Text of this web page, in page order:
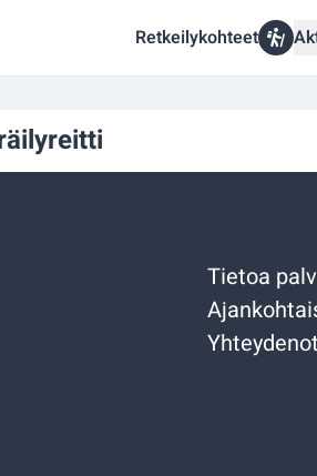
Retkeilykohteet
Tietoa